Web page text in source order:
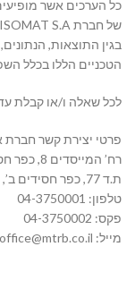
כל הערכים אשר
בגין התוצאות,
הטכניים הללו בכלל
לכל שאלה ו/או קבלת
פרטי יצירת קשר חברת
רח’ המייסדים 8, כפר חסידים.
ת.ד 77, כפר חסידים ב’, 2045002.
טלפון: 04-3750001
פקס: 04-3750002
מייל: office@mtrb.co.il